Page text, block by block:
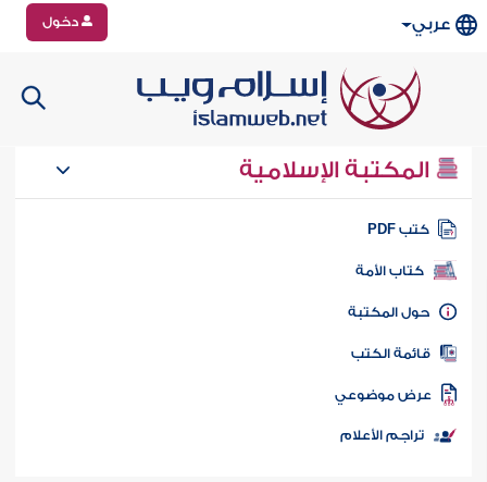
عربي دخول
المكتبة الإسلامية
كتب PDF
كتاب الأمة
المكتبة
الكتب
موضوعي